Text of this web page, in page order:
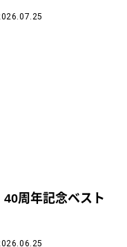
40周年記念ベスト